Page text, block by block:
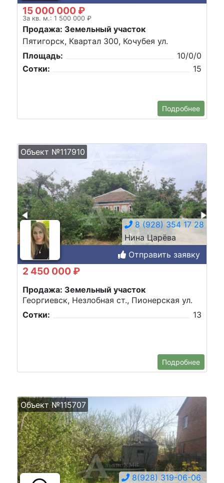
15 000 000 ₽
За кв. м.: 1 500 000 ₽
Продажа: Земельный участок
Пятигорск, Квартал 300, Кочубея ул.
Площадь:
10/0/0
Сотки:
15
Подробнее
Объект №117910
8 (928) 354 17 28
Нина Царёва
Отправить заявку
2 450 000 ₽
Продажа: Земельный участок
Георгиевск, Незлобная ст., Пионерская ул.
Сотки:
13
Подробнее
Объект №115707
8(928) 319-06-06